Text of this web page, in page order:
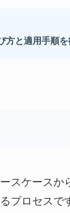
方と適用手順
スケースか
プロセスで